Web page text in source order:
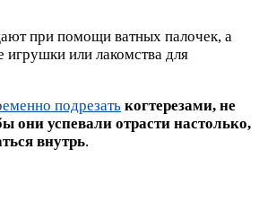
при помощи ватных палочек, а
или лакомства для
подрезать когтерезами, не
они успевали отрасти настолько,
внутрь.